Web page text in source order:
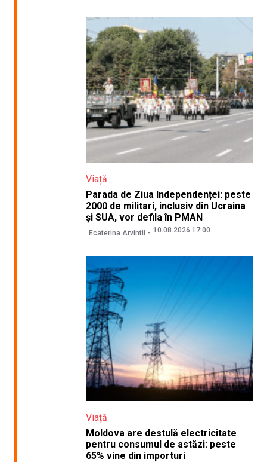
Viață
Parada de Ziua Independenței: peste
2000 de militari, inclusiv din Ucraina
și SUA, vor defila în PMAN
Ecaterina Arvintii 10.08.2026 17:00
Viață
Moldova are destulă electricitate
pentru consumul de astăzi: peste
65% vine din importuri